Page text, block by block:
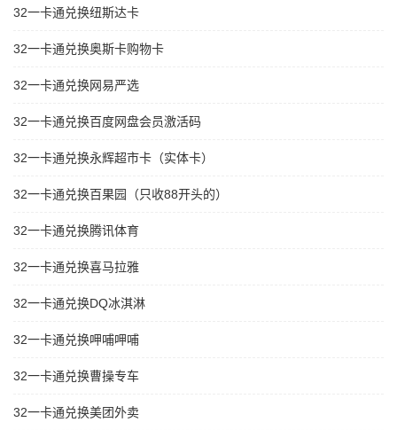
32一卡通兑换纽斯达卡
32一卡通兑换奥斯卡购物卡
32一卡通兑换网易严选
32一卡通兑换百度网盘会员激活码
32一卡通兑换永辉超市卡（实体卡）
32一卡通兑换百果园（只收88开头的）
32一卡通兑换腾讯体育
32一卡通兑换喜马拉雅
32一卡通兑换DQ冰淇淋
32一卡通兑换呷哺呷哺
32一卡通兑换曹操专车
32一卡通兑换美团外卖